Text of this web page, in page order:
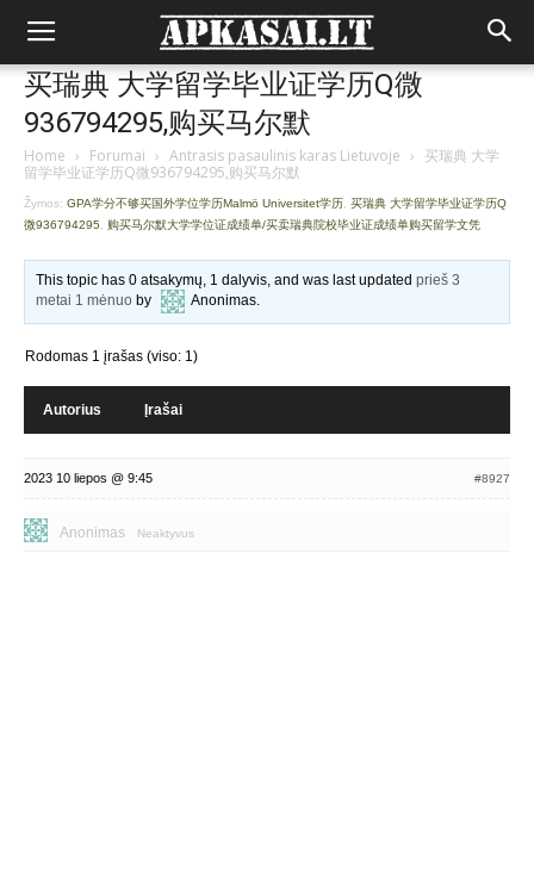
买瑞典 大学留学毕业证学历Q微
936794295,购买马尔默
Home › Forumai › Antrasis pasaulinis karas Lietuvoje › 买瑞典 大学
留学毕业证学历Q微936794295,购买马尔默
Žymos: GPA学分不够买国外学位学历Malmö Universitet学历 买瑞典 大学留学毕业证学历Q
微936794295
购买马尔默大学学位证成绩单/买卖瑞典院校毕业证成绩单购买留学文凭
This topic has 0 atsakymų, 1 dalyvis, and was last updatedprieš 3
metai 1 mėnuo by Anonimas.
Rodomas 1 įrašas (viso: 1)
Autorius Įrašai
2023 10 liepos @ 9:45 #8927
Anonimas Neaktyvus